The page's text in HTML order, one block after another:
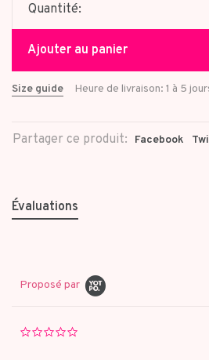
Quantité:
Ajouter au panier
Size guide Heure de livraison: 1 à 5
Partager ce produit: Facebook
Évaluations
Proposé par